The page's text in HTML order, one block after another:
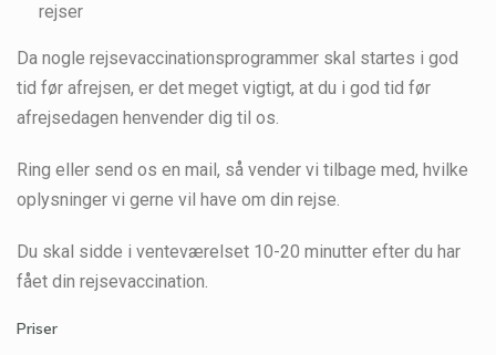
rejser
Da nogle rejsevaccinationsprogrammer skal startes i god
tid før afrejsen, er det meget vigtigt, at du i god tid før
afrejsedagen henvender dig til os.
Ring eller send os en mail, så vender vi tilbage med, hvilke
oplysninger vi gerne vil have om din rejse.
Du skal sidde i venteværelset 10-20 minutter efter du har
fået din rejsevaccination.
Priser